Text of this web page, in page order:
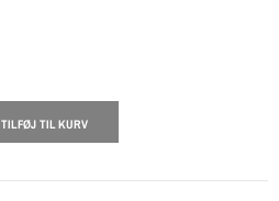
TILFØJ TIL KURV